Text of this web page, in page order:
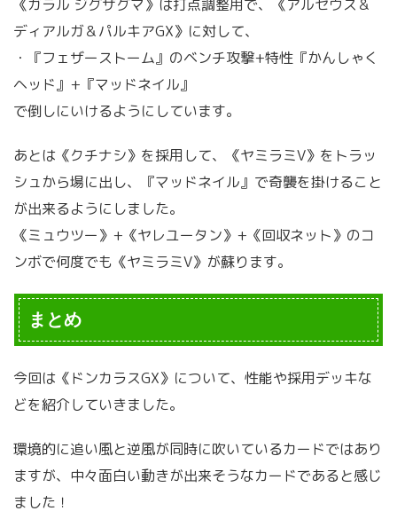
《ガラル ジグザグマ》は打点調整用で、《アルセウス＆
ディアルガ＆パルキアGX》に対して、
・『フェザーストーム』のベンチ攻撃+特性『かんしゃく
ヘッド』+『マッドネイル』
で倒しにいけるようにしています。
あとは《クチナシ》を採用して、《ヤミラミV》をトラッ
シュから場に出し、『マッドネイル』で奇襲を掛けること
が出来るようにしました。
《ミュウツー》+《ヤレユータン》+《回収ネット》のコ
ンボで何度でも《ヤミラミV》が蘇ります。
まとめ
今回は《ドンカラスGX》について、性能や採用デッキな
どを紹介していきました。
環境的に追い風と逆風が同時に吹いているカードではあり
ますが、中々面白い動きが出来そうなカードであると感じ
ました！